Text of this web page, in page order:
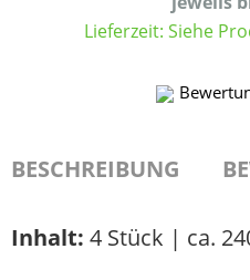
Lieferzeit: Siehe
BESCHREIBUNG
Inhalt: 4 Stück | ca.